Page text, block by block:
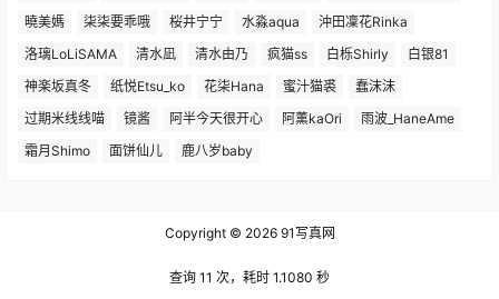
曉美媽
柒柒要乖哦 桜井宁宁 水淼aqua
沖田凜花Rinka
洛璃LoLiSAMA
清水凪 清水由乃 疯猫ss 白栎Shirly
白银81
神楽坂真冬
纸悦Etsu_ko 花柒Hana 蜜汁猫裘
蠢沫沫
过期米线线喵
镜酱 阿半今天很开心 阿薰kaOri
雨波_HaneAme
霜月Shimo
面饼仙儿 鹿八岁baby
Copyright © 202691写真网
查询 11 次，耗时 1.1080 秒